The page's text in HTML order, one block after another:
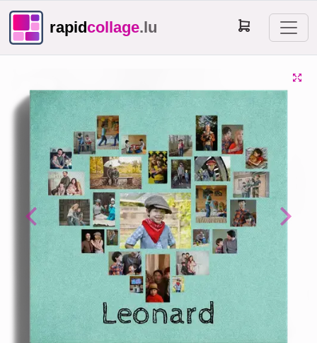
rapidcollage.lu
Previous Next